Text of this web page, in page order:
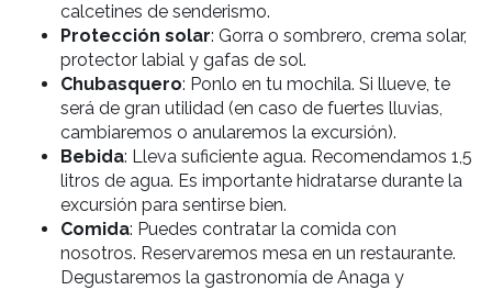
calcetines de senderismo.
Protección solar: Gorra o sombrero, crema solar,
protector labial y gafas de sol.
Chubasquero: Ponlo en tu mochila. Si llueve, te
será de gran utilidad (en caso de fuertes lluvias,
cambiaremos o anularemos la excursión).
Bebida: Lleva suficiente agua. Recomendamos 1,5
litros de agua. Es importante hidratarse durante la
excursión para sentirse bien.
Comida: Puedes contratar la comida con
nosotros. Reservaremos mesa en un restaurante.
Degustaremos la gastronomía de Anaga y